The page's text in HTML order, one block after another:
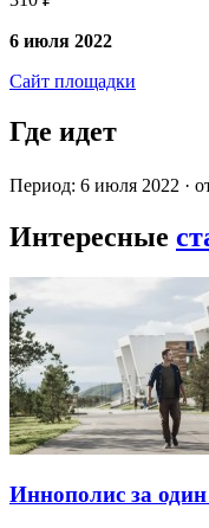
6 июля 2022
Сайт площадки
Где идет
Период: 6 июля 2022 ·
Интересные
Иннополис за